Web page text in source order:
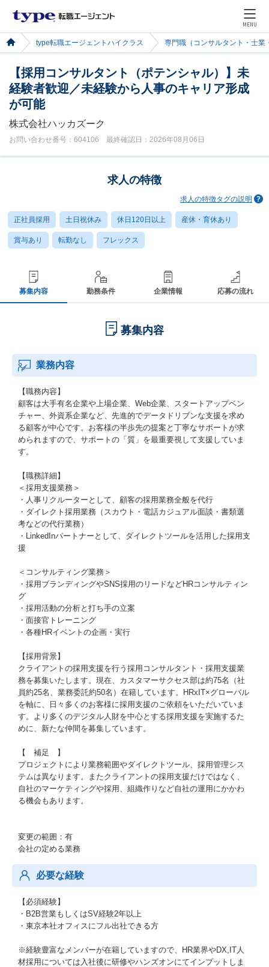
MENU
type転職エージェントハイクラス 専門職（コンサルタント・士業
【採用コンサルタント（ポテンシャル）】未
経験者歓迎／未経験から人事のキャリア形成
が可能
株式会社ハッカズーク
お問い合わせ番号：604106 最終確認日：2026年08月06日
求人の特徴
求人の特徴タグの説明
正社員採用 土日祝休み 休日120日以上 産休・育休あり
賞与あり 転勤なし フレックス
募集内容 勤務条件 企業情報 応募の流れ
募集内容
業務内容
【職務内容】
顧客は大手有名企業や上場企業、Web企業、スタートアップベン
チャー、外資系企業など、先進的でデータドリブンな支援を求め
る顧客が中心です。お客様の半歩先の提案と丁寧なサポートが求
められますので、サポートの「質」を最重要視して支援していま
す。
【職務詳細】
＜採用支援業務＞
・人事リクルーターとして、顧客の採用業務全般を代行
・ダイレクト採用業務（スカウト・電話カジュアル面談・書類選
考などの代行業務）
・LinkedInパートナーとして、ダイレクトツールを活用した採用支
援
＜コンサルティング業務＞
・採用ブランディングやSNS採用のリードなどHRコンサルティン
グ
・採用活動の分析と打ち手の立案
・面接官トレーニング
・各種HRイベントの企画・実行
【採用背景】
クライアントの採用支援を行う採用コンサルタント・採用支援業
務を募集いたします。現在、カスタマーサクセス部は約75名（社
員約25名、業務委託約50名）在籍しています。HRxIT×グローバル
を軸に、日々多くのお客様に採用支援のご依頼をいただいていま
す。より多くのデジタル人財を中心とする採用支援を実施するた
めに、新たな仲間を募集しています。
【 補足 】
プロジェクトにより業務範囲やダイレクトツール、採用管理シス
テムは異なります。またクライアントの採用支援だけではなく、
自社のマーケティングや採用、組織作りなど自社の運用にかかわ
る機会もあります。
変更の範囲：有
会社の定める業務
必要な経験
【必須経験】
・B2B営業もしくはSV経験2年以上
・東京本社オフィスにフル出社できる方
※経験豊富なメンバーが在籍していますので、HR業界やDX,IT人
材採用については入社後に研修やハンズオンにてインプットしま